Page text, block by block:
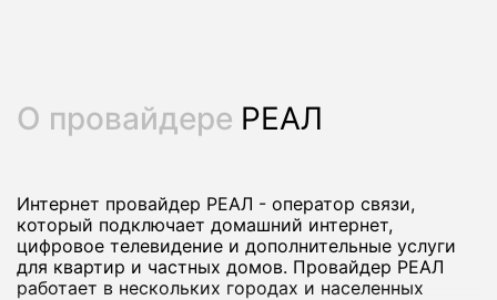
О провайдере РЕАЛ
Интернет провайдер РЕАЛ - оператор связи,
который подключает домашний интернет,
цифровое телевидение и дополнительные услуги
для квартир и частных домов. Провайдер РЕАЛ
работает в нескольких городах и населенных